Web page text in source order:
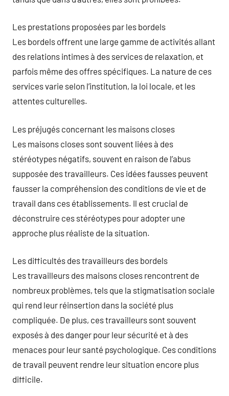
Les prestations proposées par les bordels
Les bordels offrent une large gamme de activités allant
des relations intimes à des services de relaxation, et
parfois même des offres spécifiques. La nature de ces
services varie selon l’institution, la loi locale, et les
attentes culturelles.
Les préjugés concernant les maisons closes
Les maisons closes sont souvent liées à des
stéréotypes négatifs, souvent en raison de l’abus
supposée des travailleurs. Ces idées fausses peuvent
fausser la compréhension des conditions de vie et de
travail dans ces établissements. Il est crucial de
déconstruire ces stéréotypes pour adopter une
approche plus réaliste de la situation.
Les difficultés des travailleurs des bordels
Les travailleurs des maisons closes rencontrent de
nombreux problèmes, tels que la stigmatisation sociale
qui rend leur réinsertion dans la société plus
compliquée. De plus, ces travailleurs sont souvent
exposés à des danger pour leur sécurité et à des
menaces pour leur santé psychologique. Ces conditions
de travail peuvent rendre leur situation encore plus
difficile.